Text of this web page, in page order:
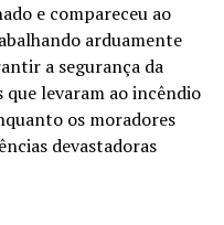
e compareceu ao
arduamente
a segurança da
que levaram ao incêndio
os moradores
devastadoras